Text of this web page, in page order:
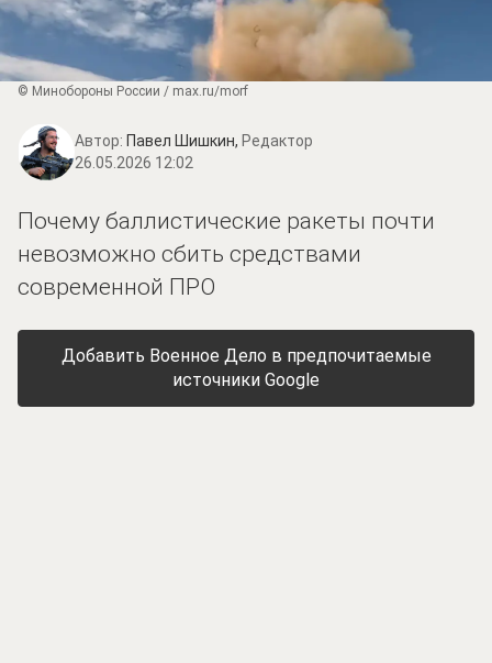
© Минобороны России / max.ru/morf
Автор: Павел Шишкин, Редактор
26.05.2026 12:02
Почему баллистические ракеты почти
невозможно сбить средствами
современной ПРО
Добавить Военное Дело в предпочитаемые
источники Google